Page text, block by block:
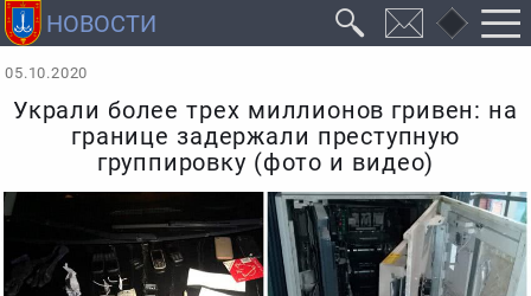
05.10.2020
Украли более трех миллионов гривен: на
границе задержали преступную
группировку (фото и видео)